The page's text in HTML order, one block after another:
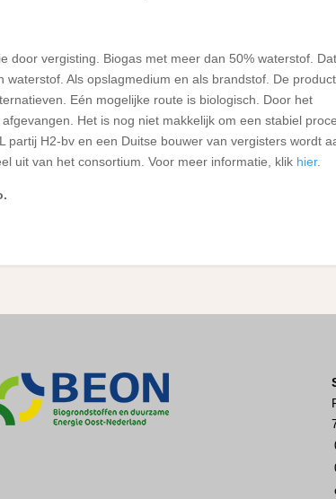
door vergisting. Biogas met meer dan 50% waterstof. Dat
Als opslagmedium en als brandstof. De
Eén mogelijke route is biologisch. Door het
Het is nog niet makkelijk om een stabiel
H2-bv en een Duitse bouwer van vergisters wordt
uit van het consortium. Voor meer informatie, klik hier.